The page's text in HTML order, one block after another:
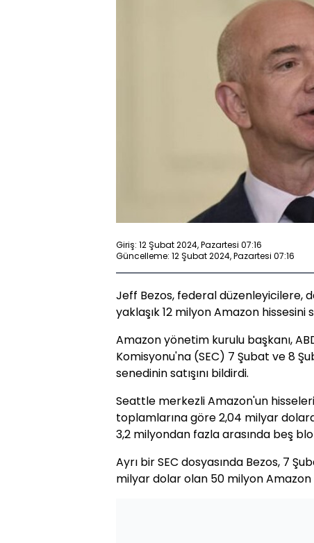
Giriş: 12 Şubat 2024, Pazartesi 07:16
Güncelleme: 12 Şubat 2024, Pazartesi 07:16
Jeff Bezos, federal düzenleyicilere,
yaklaşık 12 milyon Amazon
Amazon yönetim kurulu başkanı,
Komisyonu'na (SEC) 7 Şubat ve 8
senedinin satışını bildirdi.
Seattle merkezli Amazon'un
toplamlarına göre 2,04 milyar
3,2 milyondan fazla arasında beş
Ayrı bir SEC dosyasında Bezos, 7
milyar dolar olan 50 milyon Amazon